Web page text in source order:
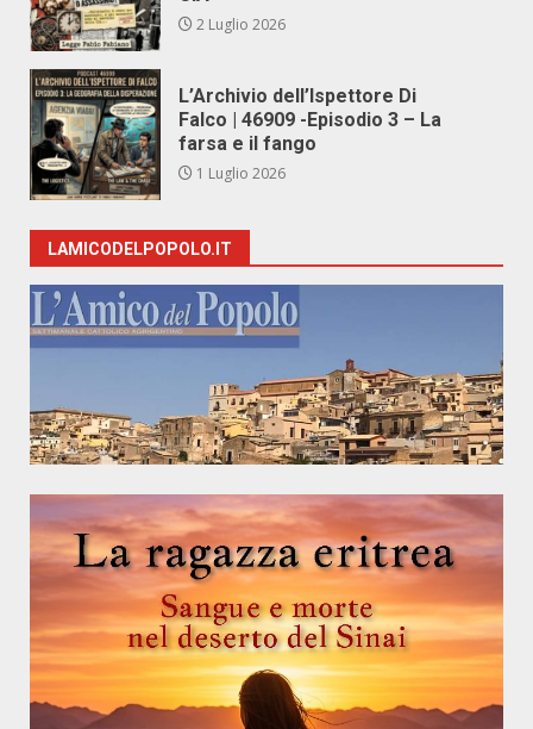
2 Luglio 2026
L’Archivio dell’Ispettore Di
Falco | 46909 -Episodio 3 – La
farsa e il fango
1 Luglio 2026
LAMICODELPOPOLO.IT